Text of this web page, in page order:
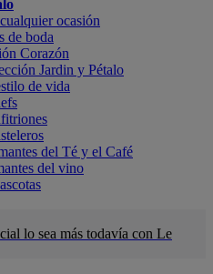
ocasión
de boda
Corazón
Jardin y Pétalo
de vida
del Té y el Café
del vino
lo sea más todavía con Le